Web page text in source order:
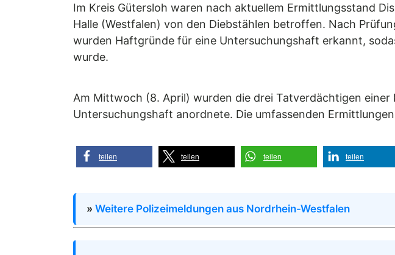
Im Kreis Gütersloh waren nach aktuellem Ermittlungsstand
Halle (Westfalen) von den Diebstählen betroffen. Nach
wurden Haftgründe für eine Untersuchungshaft erkannt,
wurde.
Am Mittwoch (8. April) wurden die drei Tatverdächtigen
Untersuchungshaft anordnete. Die umfassenden
teilen teilen teilen teilen
» Weitere Polizeimeldungen aus Nordrhein-Westfalen